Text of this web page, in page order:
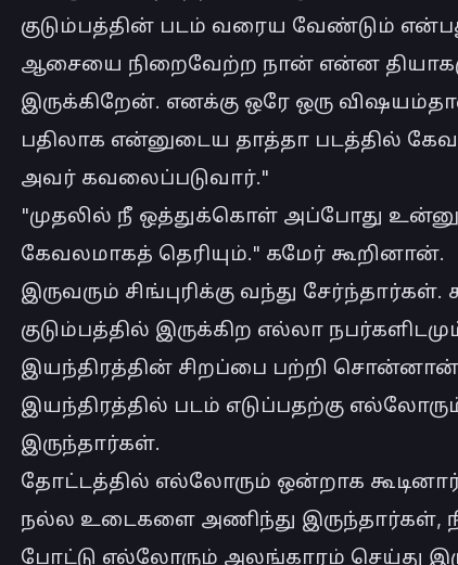
குடும்பத்தின் படம் வரைய வேண்டும்
ஆசையை நிறைவேற்ற நான் என்ன
இருக்கிறேன். எனக்கு ஒரே ஒரு
பதிலாக என்னுடைய தாத்தா படத்தில்
அவர் கவலைப்படுவார்."
"முதலில் நீ ஒத்துக்கொள் அப்போது
கேவலமாகத் தெரியும்." கமேர் கூறினான்.
இருவரும் சிங்புரிக்கு வந்து
குடும்பத்தில் இருக்கிற எல்லா
இயந்திரத்தின் சிறப்பை பற்றி
இயந்திரத்தில் படம் எடுப்பதற்கு
இருந்தார்கள்.
தோட்டத்தில் எல்லோரும் ஒன்றாக
நல்ல உடைகளை அணிந்து இருந்தார்கள்,
போட்டு எல்லோரும் அலங்காரம் செய்து